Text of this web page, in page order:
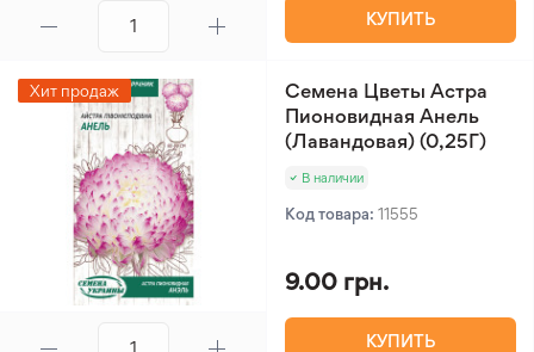
КУПИТЬ
Хит продаж
Семена Цветы Астра
Пионовидная Анель
(Лавандовая) (0,25Г)
В наличии
Код товара: 11555
9.00 грн.
КУПИТЬ